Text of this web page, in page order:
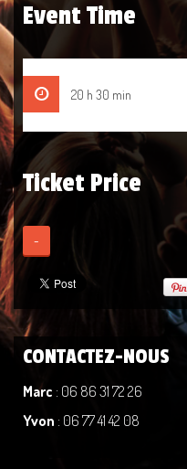
Event Time
20 h 30 min
Ticket Price
-
CONTACTEZ-NOUS
Marc : 06 86 31 72 26
Yvon : 06 77 41 42 08